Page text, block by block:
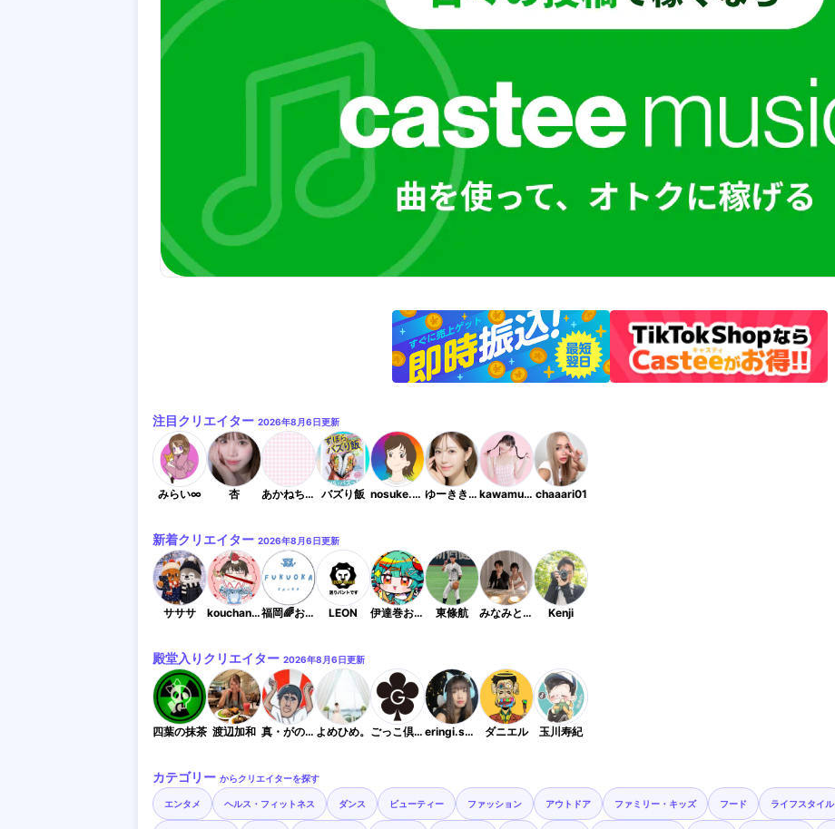
注目クリエイター 2026年8月6日更新
みらい∞ 杏 あかねちゃん バズり飯 nosuke.kosodate ゆーききちゃん kawamurakaede chaaari01
新着クリエイター 2026年8月6日更新
サササ kouchan50da4 福岡🌈おでかけ＆イベント情報 LEON 伊達巻おはぎ 東條航 みなみとしんご Kenji
殿堂入りクリエイター 2026年8月6日更新
四葉の抹茶 渡辺加和 真・がのんどろふ よめひめ。 ごっこ倶楽部 eringi.smile0301 ダニエル 玉川寿紀
カテゴリー からクリエイターを探す
エンタメ ヘルス・フィットネス ダンス ビューティー ファッション アウトドア ファミリー・キッズ フード ライフスタイル